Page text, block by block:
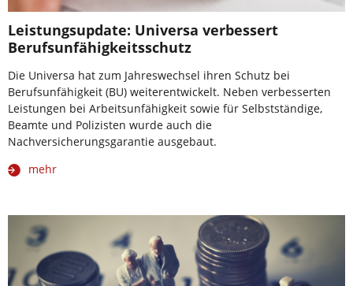
Leistungsupdate: Universa verbessert
Berufsunfähigkeitsschutz
Die Universa hat zum Jahreswechsel ihren Schutz bei
Berufsunfähigkeit (BU) weiterentwickelt. Neben verbesserten
Leistungen bei Arbeitsunfähigkeit sowie für Selbstständige,
Beamte und Polizisten wurde auch die
Nachversicherungsgarantie ausgebaut.
mehr